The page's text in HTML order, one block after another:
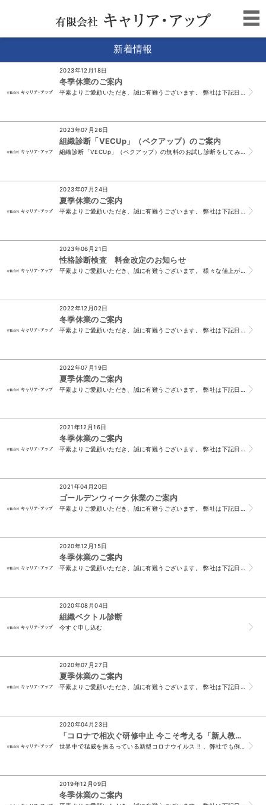
新着情報
2023年12月18日
冬季休業のご案内
2023年07月26日
組織診断「VECUp」（ベクアップ）のご案内
2023年07月24日
夏季休業のご案内
2023年06月21日
性格診断検査 料金改定のお知らせ
2022年12月02日
冬季休業のご案内
2022年07月19日
夏季休業のご案内
2021年12月16日
冬季休業のご案内
2021年04月20日
ゴールデンウィーク休業のご案内
2020年12月15日
冬季休業のご案内
2020年08月04日
組織ベクトル診断
今すぐ申し込む
2020年07月27日
夏季休業のご案内
2020年04月23日
「コロナで相次​ぐ研修中止 今こそ考える「新人教育」
2019年12月09日
冬季休業のご案内